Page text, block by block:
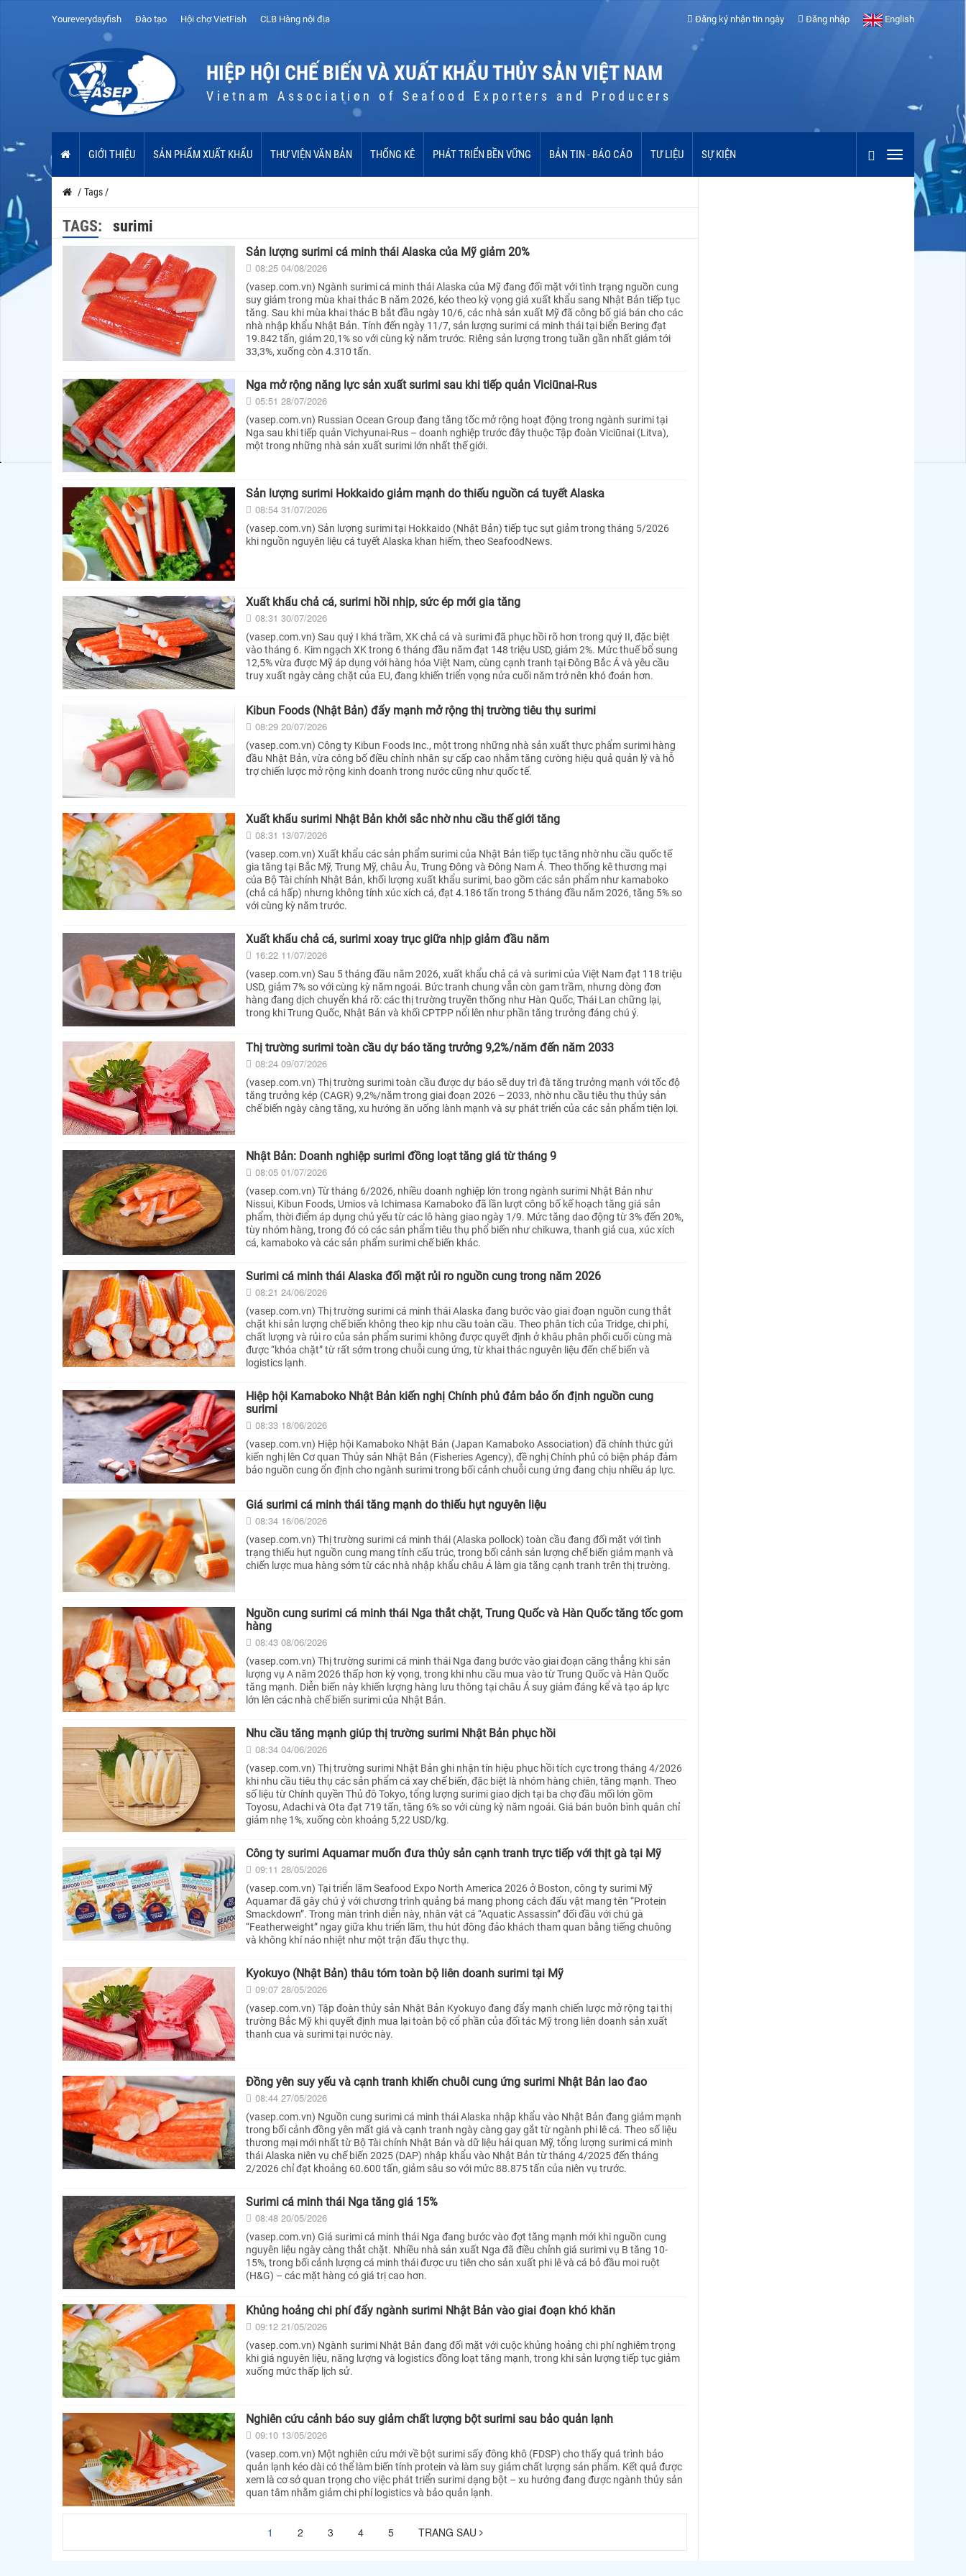
Youreverydayfish Đào tạo Hội chợ VietFish CLB Hàng nội địa Đăng ký nhận tin ngày Đăng nhập English
HIỆP HỘI CHẾ BIẾN VÀ XUẤT KHẨU THỦY SẢN VIỆT NAM
Vietnam Association of Seafood Exporters and Producers
GIỚI THIỆU SẢN PHẨM XUẤT KHẨU THƯ VIỆN VĂN BẢN THỐNG KÊ PHÁT TRIỂN BỀN VỮNG BẢN TIN - BÁO CÁO TƯ LIỆU SỰ KIỆN
/ Tags /
TAGS: surimi
Sản lượng surimi cá minh thái Alaska của Mỹ giảm 20%
08:25 04/08/2026
(vasep.com.vn) Ngành surimi cá minh thái Alaska của Mỹ đang đối mặt với tình trạng nguồn cung
suy giảm trong mùa khai thác B năm 2026, kéo theo kỳ vọng giá xuất khẩu sang Nhật Bản tiếp tục
tăng. Sau khi mùa khai thác B bắt đầu ngày 10/6, các nhà sản xuất Mỹ đã công bố giá bán cho các
nhà nhập khẩu Nhật Bản. Tính đến ngày 11/7, sản lượng surimi cá minh thái tại biển Bering đạt
19.842 tấn, giảm 20,1% so với cùng kỳ năm trước. Riêng sản lượng trong tuần gần nhất giảm tới
33,3%, xuống còn 4.310 tấn.
Nga mở rộng năng lực sản xuất surimi sau khi tiếp quản Viciūnai-Rus
05:51 28/07/2026
(vasep.com.vn) Russian Ocean Group đang tăng tốc mở rộng hoạt động trong ngành surimi tại
Nga sau khi tiếp quản Vichyunai-Rus – doanh nghiệp trước đây thuộc Tập đoàn Viciūnai (Litva),
một trong những nhà sản xuất surimi lớn nhất thế giới.
Sản lượng surimi Hokkaido giảm mạnh do thiếu nguồn cá tuyết Alaska
08:54 31/07/2026
(vasep.com.vn) Sản lượng surimi tại Hokkaido (Nhật Bản) tiếp tục sụt giảm trong tháng 5/2026
khi nguồn nguyên liệu cá tuyết Alaska khan hiếm, theo SeafoodNews.
Xuất khẩu chả cá, surimi hồi nhịp, sức ép mới gia tăng
08:31 30/07/2026
(vasep.com.vn) Sau quý I khá trầm, XK chả cá và surimi đã phục hồi rõ hơn trong quý II, đặc biệt
vào tháng 6. Kim ngạch XK trong 6 tháng đầu năm đạt 148 triệu USD, giảm 2%. Mức thuế bổ sung
12,5% vừa được Mỹ áp dụng với hàng hóa Việt Nam, cùng cạnh tranh tại Đông Bắc Á và yêu cầu
truy xuất ngày càng chặt của EU, đang khiến triển vọng nửa cuối năm trở nên khó đoán hơn.
Kibun Foods (Nhật Bản) đẩy mạnh mở rộng thị trường tiêu thụ surimi
08:29 20/07/2026
(vasep.com.vn) Công ty Kibun Foods Inc., một trong những nhà sản xuất thực phẩm surimi hàng
đầu Nhật Bản, vừa công bố điều chỉnh nhân sự cấp cao nhằm tăng cường hiệu quả quản lý và hỗ
trợ chiến lược mở rộng kinh doanh trong nước cũng như quốc tế.
Xuất khẩu surimi Nhật Bản khởi sắc nhờ nhu cầu thế giới tăng
08:31 13/07/2026
(vasep.com.vn) Xuất khẩu các sản phẩm surimi của Nhật Bản tiếp tục tăng nhờ nhu cầu quốc tế
gia tăng tại Bắc Mỹ, Trung Mỹ, châu Âu, Trung Đông và Đông Nam Á. Theo thống kê thương mại
của Bộ Tài chính Nhật Bản, khối lượng xuất khẩu surimi, bao gồm các sản phẩm như kamaboko
(chả cá hấp) nhưng không tính xúc xích cá, đạt 4.186 tấn trong 5 tháng đầu năm 2026, tăng 5% so
với cùng kỳ năm trước.
Xuất khẩu chả cá, surimi xoay trục giữa nhịp giảm đầu năm
16:22 11/07/2026
(vasep.com.vn) Sau 5 tháng đầu năm 2026, xuất khẩu chả cá và surimi của Việt Nam đạt 118 triệu
USD, giảm 7% so với cùng kỳ năm ngoái. Bức tranh chung vẫn còn gam trầm, nhưng dòng đơn
hàng đang dịch chuyển khá rõ: các thị trường truyền thống như Hàn Quốc, Thái Lan chững lại,
trong khi Trung Quốc, Nhật Bản và khối CPTPP nổi lên như phần tăng trưởng đáng chú ý.
Thị trường surimi toàn cầu dự báo tăng trưởng 9,2%/năm đến năm 2033
08:24 09/07/2026
(vasep.com.vn) Thị trường surimi toàn cầu được dự báo sẽ duy trì đà tăng trưởng mạnh với tốc độ
tăng trưởng kép (CAGR) 9,2%/năm trong giai đoạn 2026 – 2033, nhờ nhu cầu tiêu thụ thủy sản
chế biến ngày càng tăng, xu hướng ăn uống lành mạnh và sự phát triển của các sản phẩm tiện lợi.
Nhật Bản: Doanh nghiệp surimi đồng loạt tăng giá từ tháng 9
08:05 01/07/2026
(vasep.com.vn) Từ tháng 6/2026, nhiều doanh nghiệp lớn trong ngành surimi Nhật Bản như
Nissui, Kibun Foods, Umios và Ichimasa Kamaboko đã lần lượt công bố kế hoạch tăng giá sản
phẩm, thời điểm áp dụng chủ yếu từ các lô hàng giao ngày 1/9. Mức tăng dao động từ 3% đến 20%,
tùy nhóm hàng, trong đó có các sản phẩm tiêu thụ phổ biến như chikuwa, thanh giả cua, xúc xích
cá, kamaboko và các sản phẩm surimi chế biến khác.
Surimi cá minh thái Alaska đối mặt rủi ro nguồn cung trong năm 2026
08:21 24/06/2026
(vasep.com.vn) Thị trường surimi cá minh thái Alaska đang bước vào giai đoạn nguồn cung thắt
chặt khi sản lượng chế biến không theo kịp nhu cầu toàn cầu. Theo phân tích của Tridge, chi phí,
chất lượng và rủi ro của sản phẩm surimi không được quyết định ở khâu phân phối cuối cùng mà
được “khóa chặt” từ rất sớm trong chuỗi cung ứng, từ khai thác nguyên liệu đến chế biến và
logistics lạnh.
Hiệp hội Kamaboko Nhật Bản kiến nghị Chính phủ đảm bảo ổn định nguồn cung
surimi
08:33 18/06/2026
(vasep.com.vn) Hiệp hội Kamaboko Nhật Bản (Japan Kamaboko Association) đã chính thức gửi
kiến nghị lên Cơ quan Thủy sản Nhật Bản (Fisheries Agency), đề nghị Chính phủ có biện pháp đảm
bảo nguồn cung ổn định cho ngành surimi trong bối cảnh chuỗi cung ứng đang chịu nhiều áp lực.
Giá surimi cá minh thái tăng mạnh do thiếu hụt nguyên liệu
08:34 16/06/2026
(vasep.com.vn) Thị trường surimi cá minh thái (Alaska pollock) toàn cầu đang đối mặt với tình
trạng thiếu hụt nguồn cung mang tính cấu trúc, trong bối cảnh sản lượng chế biến giảm mạnh và
chiến lược mua hàng sớm từ các nhà nhập khẩu châu Á làm gia tăng cạnh tranh trên thị trường.
Nguồn cung surimi cá minh thái Nga thắt chặt, Trung Quốc và Hàn Quốc tăng tốc gom
hàng
08:43 08/06/2026
(vasep.com.vn) Thị trường surimi cá minh thái Nga đang bước vào giai đoạn căng thẳng khi sản
lượng vụ A năm 2026 thấp hơn kỳ vọng, trong khi nhu cầu mua vào từ Trung Quốc và Hàn Quốc
tăng mạnh. Diễn biến này khiến lượng hàng lưu thông tại châu Á suy giảm đáng kể và tạo áp lực
lớn lên các nhà chế biến surimi của Nhật Bản.
Nhu cầu tăng mạnh giúp thị trường surimi Nhật Bản phục hồi
08:34 04/06/2026
(vasep.com.vn) Thị trường surimi Nhật Bản ghi nhận tín hiệu phục hồi tích cực trong tháng 4/2026
khi nhu cầu tiêu thụ các sản phẩm cá xay chế biến, đặc biệt là nhóm hàng chiên, tăng mạnh. Theo
số liệu từ Chính quyền Thủ đô Tokyo, tổng lượng surimi giao dịch tại ba chợ đầu mối lớn gồm
Toyosu, Adachi và Ota đạt 719 tấn, tăng 6% so với cùng kỳ năm ngoái. Giá bán buôn bình quân chỉ
giảm nhẹ 1%, xuống còn khoảng 5,22 USD/kg.
Công ty surimi Aquamar muốn đưa thủy sản cạnh tranh trực tiếp với thịt gà tại Mỹ
09:11 28/05/2026
(vasep.com.vn) Tại triển lãm Seafood Expo North America 2026 ở Boston, công ty surimi Mỹ
Aquamar đã gây chú ý với chương trình quảng bá mang phong cách đấu vật mang tên “Protein
Smackdown”. Trong màn trình diễn này, nhân vật cá “Aquatic Assassin” đối đầu với chú gà
“Featherweight” ngay giữa khu triển lãm, thu hút đông đảo khách tham quan bằng tiếng chuông
và không khí náo nhiệt như một trận đấu thực thụ.
Kyokuyo (Nhật Bản) thâu tóm toàn bộ liên doanh surimi tại Mỹ
09:07 28/05/2026
(vasep.com.vn) Tập đoàn thủy sản Nhật Bản Kyokuyo đang đẩy mạnh chiến lược mở rộng tại thị
trường Bắc Mỹ khi quyết định mua lại toàn bộ cổ phần của đối tác Mỹ trong liên doanh sản xuất
thanh cua và surimi tại nước này.
Đồng yên suy yếu và cạnh tranh khiến chuỗi cung ứng surimi Nhật Bản lao đao
08:44 27/05/2026
(vasep.com.vn) Nguồn cung surimi cá minh thái Alaska nhập khẩu vào Nhật Bản đang giảm mạnh
trong bối cảnh đồng yên mất giá và cạnh tranh ngày càng gay gắt từ ngành phi lê cá. Theo số liệu
thương mại mới nhất từ Bộ Tài chính Nhật Bản và dữ liệu hải quan Mỹ, tổng lượng surimi cá minh
thái Alaska niên vụ chế biến 2025 (DAP) nhập khẩu vào Nhật Bản từ tháng 4/2025 đến tháng
2/2026 chỉ đạt khoảng 60.600 tấn, giảm sâu so với mức 88.875 tấn của niên vụ trước.
Surimi cá minh thái Nga tăng giá 15%
08:48 20/05/2026
(vasep.com.vn) Giá surimi cá minh thái Nga đang bước vào đợt tăng mạnh mới khi nguồn cung
nguyên liệu ngày càng thắt chặt. Nhiều nhà sản xuất Nga đã điều chỉnh giá surimi vụ B tăng 10-
15%, trong bối cảnh lượng cá minh thái được ưu tiên cho sản xuất phi lê và cá bỏ đầu moi ruột
(H&G) – các mặt hàng có giá trị cao hơn.
Khủng hoảng chi phí đẩy ngành surimi Nhật Bản vào giai đoạn khó khăn
09:12 21/05/2026
(vasep.com.vn) Ngành surimi Nhật Bản đang đối mặt với cuộc khủng hoảng chi phí nghiêm trọng
khi giá nguyên liệu, năng lượng và logistics đồng loạt tăng mạnh, trong khi sản lượng tiếp tục giảm
xuống mức thấp lịch sử.
Nghiên cứu cảnh báo suy giảm chất lượng bột surimi sau bảo quản lạnh
09:10 13/05/2026
(vasep.com.vn) Một nghiên cứu mới về bột surimi sấy đông khô (FDSP) cho thấy quá trình bảo
quản lạnh kéo dài có thể làm biến tính protein và làm suy giảm chất lượng sản phẩm. Kết quả được
xem là cơ sở quan trọng cho việc phát triển surimi dạng bột – xu hướng đang được ngành thủy sản
quan tâm nhằm giảm chi phí logistics và bảo quản lạnh.
1 2 3 4 5 TRANG SAU